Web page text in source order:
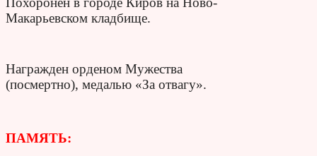
Макарьевском кладбище.
Награжден орденом Мужества
(посмертно), медалью «За отвагу».
ПАМЯТЬ: